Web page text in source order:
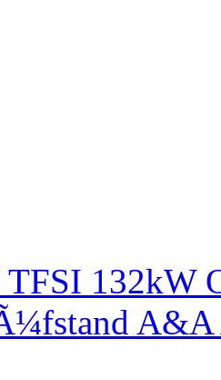
132kW